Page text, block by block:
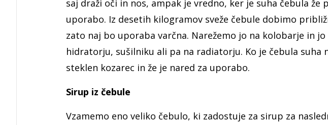
saj draži oči in nos, ampak je vredno, ker je suha čebula že
uporabo. Iz desetih kilogramov sveže čebule dobimo
zato naj bo uporaba varčna. Narežemo jo na kolobarje in
hidratorju, sušilniku ali pa na radiatorju. Ko je čebula suha
steklen kozarec in že je nared za uporabo.
Sirup iz čebule
Vzamemo eno veliko čebulo, ki zadostuje za sirup za